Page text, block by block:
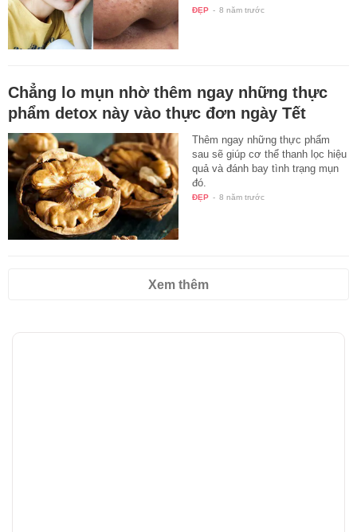
mụn…
ĐẸP - 8 năm trước
Chẳng lo mụn nhờ thêm ngay những thực
phẩm detox này vào thực đơn ngày Tết
Thêm ngay những thực phẩm
sau sẽ giúp cơ thể thanh lọc hiệu
quả và đánh bay tình trạng mụn
đó.
ĐẸP - 8 năm trước
Xem thêm